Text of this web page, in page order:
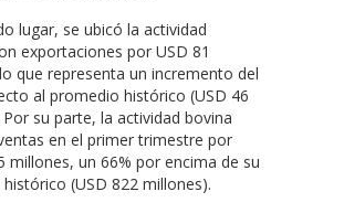
lugar, se ubicó la actividad
exportaciones por USD 81
que representa un incremento del
al promedio histórico (USD 46
su parte, la actividad bovina
en el primer trimestre por
millones, un 66% por encima de su
(USD 822 millones).